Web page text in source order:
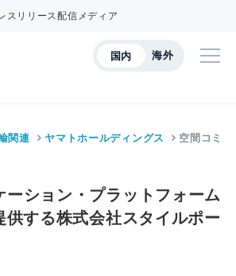
スリリース配信メディア
国内 海外
関連 ヤマトホールディングス 空間コミ
ーション・プラットフォーム
供する株式会社スタイルポー